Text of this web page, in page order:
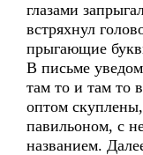
глазами
встряхнул
прыгающие
В письме
там то и там то
оптом
павильоном, с
названием.